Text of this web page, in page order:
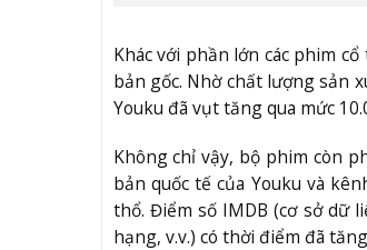
Khác với phần lớn các phim
bản gốc. Nhờ chất lượng sản
Youku đã vụt tăng qua mức
Không chỉ vậy, bộ phim còn
bản quốc tế của Youku và
thổ. Điểm số IMDB (cơ sở dữ
hạng, v.v.) có thời điểm đã